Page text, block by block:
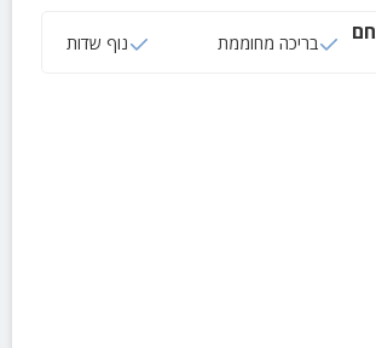
בריכה מחוממת נוף שדות